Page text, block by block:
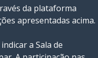
da plataforma
apresentadas acima.
a Sala de